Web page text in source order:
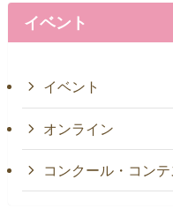
イベント
イベント
オンライン
コンクール・コンテ